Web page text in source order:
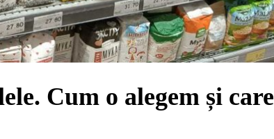
Cum o alegem și care